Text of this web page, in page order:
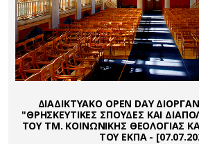
ΔΙΑΔΙΚΤΥΑΚΟ OPEN DAY
"ΘΡΗΣΚΕΥΤΙΚΕΣ ΣΠΟΥΔΕΣ ΚΑΙ
ΤΟΥ ΤΜ. ΚΟΙΝΩΝΙΚΗΣ ΘΕΟΛΟΓΙΑΣ
ΤΟΥ ΕΚΠΑ -